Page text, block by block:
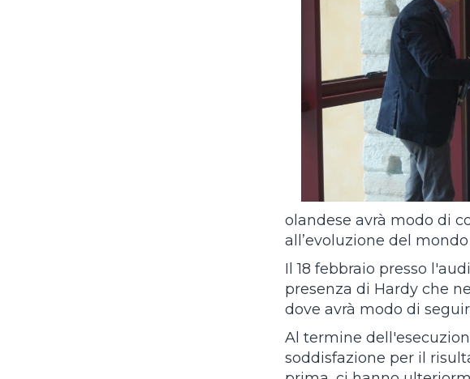
olandese avrà modo di
all’evoluzione del
Il 18 febbraio presso
presenza di Hardy che
dove avrà modo di
Al termine
soddisfazione per il